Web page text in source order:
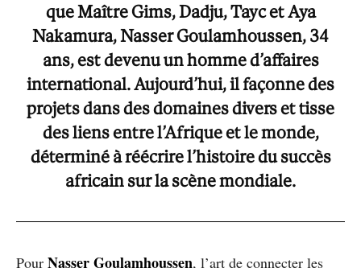
que Maître Gims, Dadju, Tayc et Aya
Nakamura, Nasser Goulamhoussen, 34
ans, est devenu un homme d’affaires
international. Aujourd’hui, il façonne des
projets dans des domaines divers et tisse
des liens entre l’Afrique et le monde,
déterminé à réécrire l’histoire du succès
africain sur la scène mondiale.
Pour Nasser Goulamhoussen, l’art de connecter les